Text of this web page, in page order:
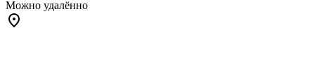
Можно удалённо